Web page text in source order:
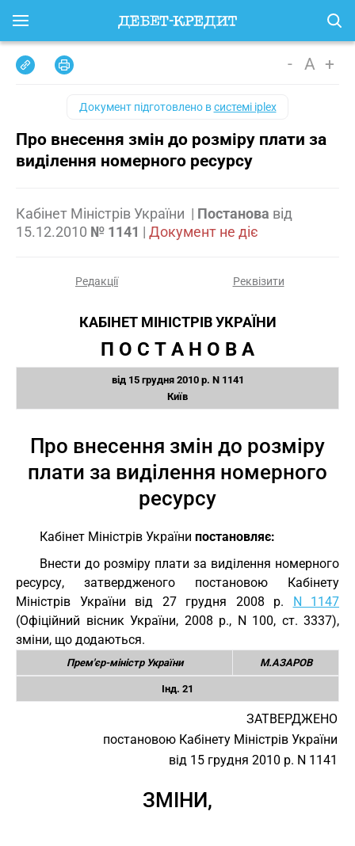
- A +
Документ підготовлено всистемі iplex
Про внесення змін до розміру плати за
виділення номерного ресурсу
Кабінет Міністрів України | Постанова від
15.12.2010 № 1141 | Документ не діє
Редакції Реквізити
КАБІНЕТ МІНІСТРІВ УКРАЇНИ
П О С Т А Н О В А
від 15 грудня 2010 р. N 1141
Київ
Про внесення змін до розміру
плати за виділення номерного
ресурсу
Кабінет Міністрів України постановляє:
Внести до розміру плати за виділення номерного
ресурсу, затвердженого постановою Кабінету
Міністрів України від 27 грудня 2008 р. N 1147
(Офіційний вісник України, 2008 р., N 100, ст. 3337),
зміни, що додаються.
Прем'єр-міністр України М.АЗАРОВ
Інд. 21
ЗАТВЕРДЖЕНО
постановою Кабінету Міністрів України
від 15 грудня 2010 р. N 1141
ЗМІНИ,